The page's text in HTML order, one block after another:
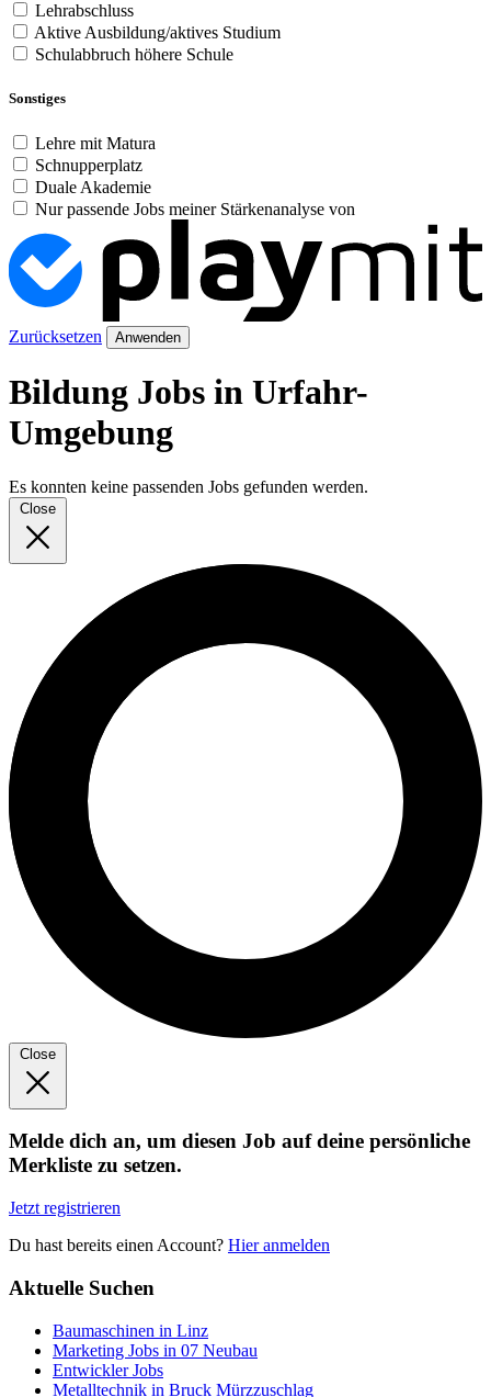
Lehrabschluss
Aktive Ausbildung/aktives Studium
Schulabbruch höhere Schule
Sonstiges
Lehre mit Matura
Schnupperplatz
Duale Akademie
Nur passende Jobs meiner Stärkenanalyse von
Zurücksetzen Anwenden
Bildung Jobs in Urfahr-
Umgebung
Es konnten keine passenden Jobs gefunden werden.
Close
Close
Melde dich an, um diesen Job auf deine persönliche
Merkliste zu setzen.
Jetzt registrieren
Du hast bereits einen Account? Hier anmelden
Aktuelle Suchen
Baumaschinen in Linz
Marketing Jobs in 07 Neubau
Entwickler Jobs
Metalltechnik in Bruck Mürzzuschlag